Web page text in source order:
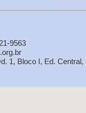
9563
1, Bloco I, Ed. Central,